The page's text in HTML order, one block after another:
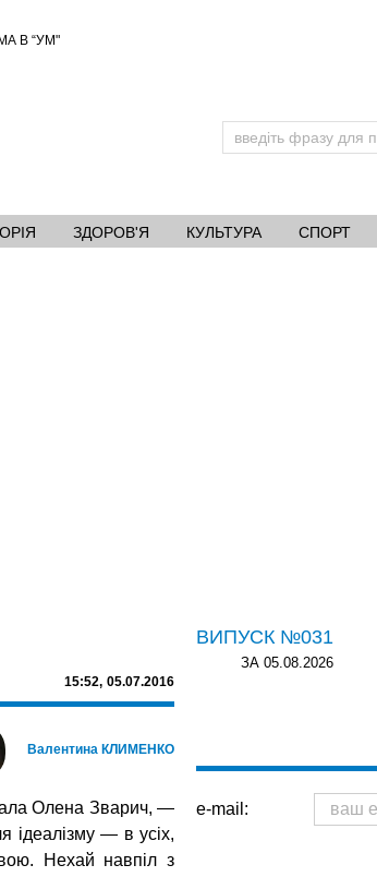
В “УМ"
ЗДОРОВ'Я КУЛЬТУРА СПОРТ
15:52, 05.07.2016
Валентина КЛИМЕНКО
Олена Зварич, —
ідеалізму — в усіх,
Нехай навпіл з
ВИПУСК №031
ЗА 05.08.2026
e-mail: